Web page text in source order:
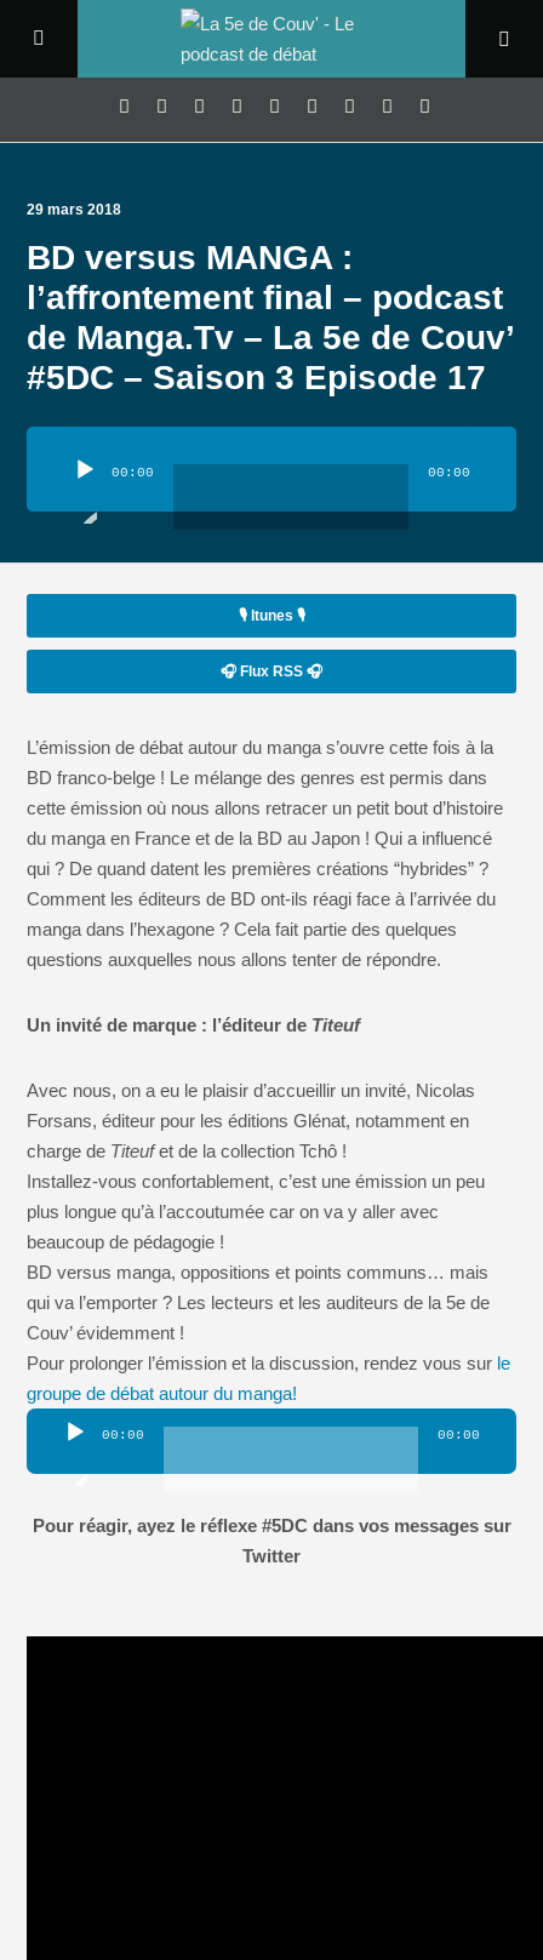
29 mars 2018
BD versus MANGA :
l’affrontement final – podcast
de Manga.Tv – La 5e de Couv’
#5DC – Saison 3 Episode 17
audio
00:00 00:00
🎙️ Itunes 🎙️
🎧 Flux RSS 🎧
L’émission de débat autour du manga s’ouvre cette fois à la
BD franco-belge ! Le mélange des genres est permis dans
cette émission où nous allons retracer un petit bout d’histoire
du manga en France et de la BD au Japon ! Qui a influencé
qui ? De quand datent les premières créations “hybrides” ?
Comment les éditeurs de BD ont-ils réagi face à l’arrivée du
manga dans l’hexagone ? Cela fait partie des quelques
questions auxquelles nous allons tenter de répondre.
Un invité de marque : l’éditeur de Titeuf
Avec nous, on a eu le plaisir d’accueillir un invité, Nicolas
Forsans, éditeur pour les éditions Glénat, notamment en
charge de Titeufet de la collection Tchô !
Installez-vous confortablement, c’est une émission un peu
plus longue qu’à l’accoutumée car on va y aller avec
beaucoup de pédagogie !
BD versus manga, oppositions et points communs… mais
qui va l’emporter ? Les lecteurs et les auditeurs de la 5e de
Couv’ évidemment !
Pour prolonger l’émission et la discussion, rendez vous sur le
groupe de débat autour du manga!
Lecteur
00:00 00:00
Pour réagir, ayez le réflexe #5DC dans vos messages sur
Twitter